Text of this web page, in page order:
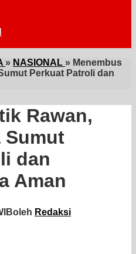
» NASIONAL » Menembus
Perkuat Patroli dan
Rawan,
Sumut
dan
Aman
oleh Redaksi